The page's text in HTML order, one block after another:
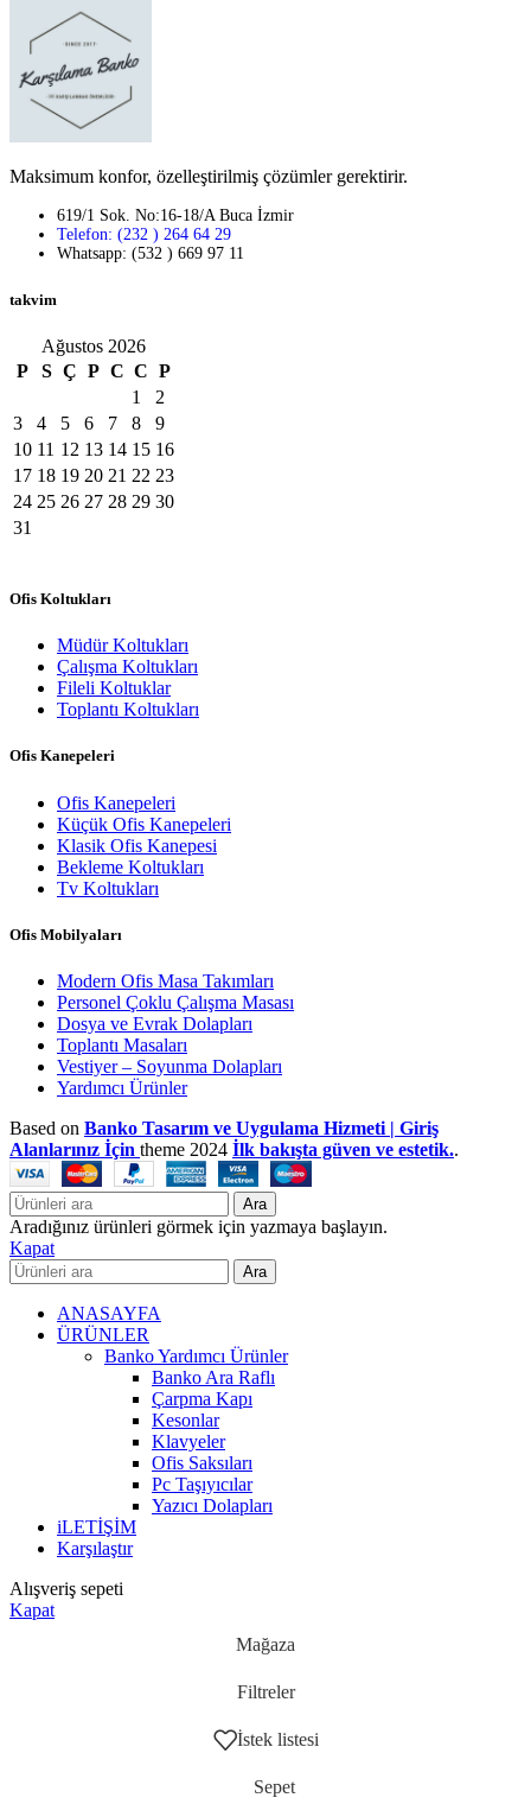
Maksimum konfor, özelleştirilmiş çözümler gerektirir.
619/1 Sok. No:16-18/A Buca İzmir
Telefon: (232 ) 264 64 29
Whatsapp: (532 ) 669 97 11
takvim
Ağustos 2026
P
S Ç P C C P
1
2
3
4 5 6 7 8
9
10 11 12 13 14 15 16
17 18 19 20 21 22 23
24 25 26 27 28 29 30
31
Ofis Koltukları
Müdür Koltukları
Çalışma Koltukları
Fileli Koltuklar
Toplantı Koltukları
Ofis Kanepeleri
Ofis Kanepeleri
Küçük Ofis Kanepeleri
Klasik Ofis Kanepesi
Bekleme Koltukları
Tv Koltukları
Ofis Mobilyaları
Modern Ofis Masa Takımları
Personel Çoklu Çalışma Masası
Dosya ve Evrak Dolapları
Toplantı Masaları
Vestiyer – Soyunma Dolapları
Yardımcı Ürünler
Based on Banko Tasarım ve Uygulama Hizmeti | Giriş
Alanlarınız İçin theme 2024 İlk bakışta güven ve estetik..
Ara
Aradığınız ürünleri görmek için yazmaya başlayın.
Kapat
Ara
ANASAYFA
ÜRÜNLER
Banko Yardımcı Ürünler
Banko Ara Raflı
Çarpma Kapı
Kesonlar
Klavyeler
Ofis Saksıları
Pc Taşıyıcılar
Yazıcı Dolapları
iLETİŞİM
Karşılaştır
Alışveriş sepeti
Kapat
Mağaza
Filtreler
İstek listesi
Sepet